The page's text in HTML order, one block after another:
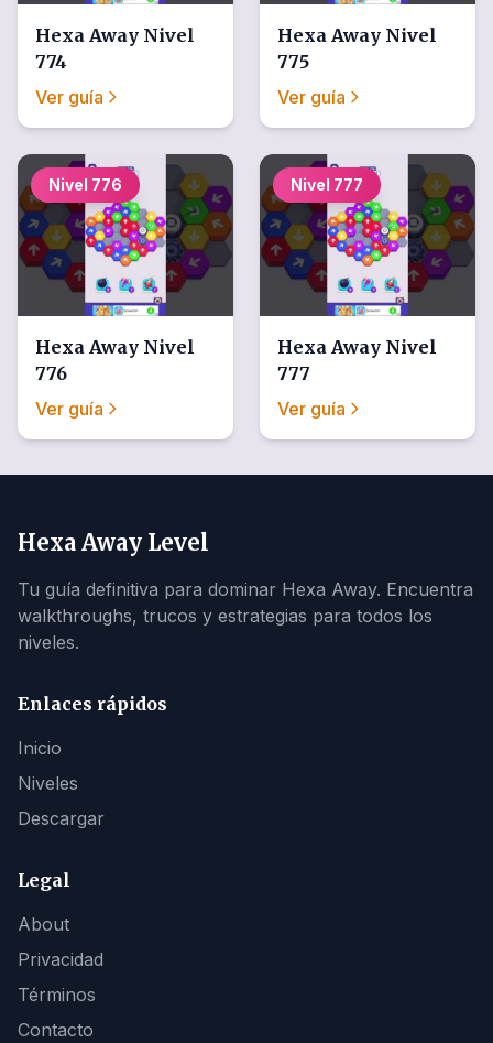
Hexa Away Nivel
774
Ver guía
Hexa Away Nivel
775
Ver guía
Nivel 776
Hexa Away Nivel
776
Ver guía
Nivel 777
Hexa Away Nivel
777
Ver guía
Hexa Away Level
Tu guía definitiva para dominar Hexa Away. Encuentra
walkthroughs, trucos y estrategias para todos los
niveles.
Enlaces rápidos
Inicio
Niveles
Descargar
Legal
About
Privacidad
Términos
Contacto